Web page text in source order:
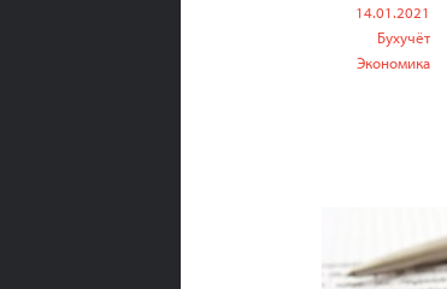
14.01.2021
Бухучёт
Экономика